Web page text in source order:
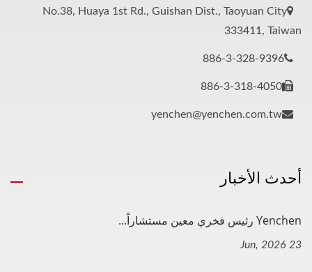
No.38, Huaya 1st Rd., Guishan Dist., Taoyuan City
333411, Taiwan
886-3-328-9396
886-3-318-4050
yenchen@yenchen.com.tw
أحدث الأخبار
Yenchen رئيس فخري معين مستشاراً...
23 Jun, 2026